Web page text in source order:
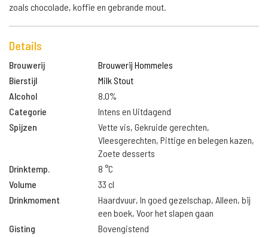
zoals chocolade, koffie en gebrande mout.
Details
Brouwerij
Brouwerij Hommeles
Bierstijl
Milk Stout
Alcohol
8.0%
Categorie
Intens en Uitdagend
Spijzen
Vette vis, Gekruide gerechten,
Vleesgerechten, Pittige en belegen kazen,
Zoete desserts
Drinktemp.
8 °C
Volume
33 cl
Drinkmoment
Haardvuur, In goed gezelschap, Alleen, bij
een boek, Voor het slapen gaan
Gisting
Bovengistend